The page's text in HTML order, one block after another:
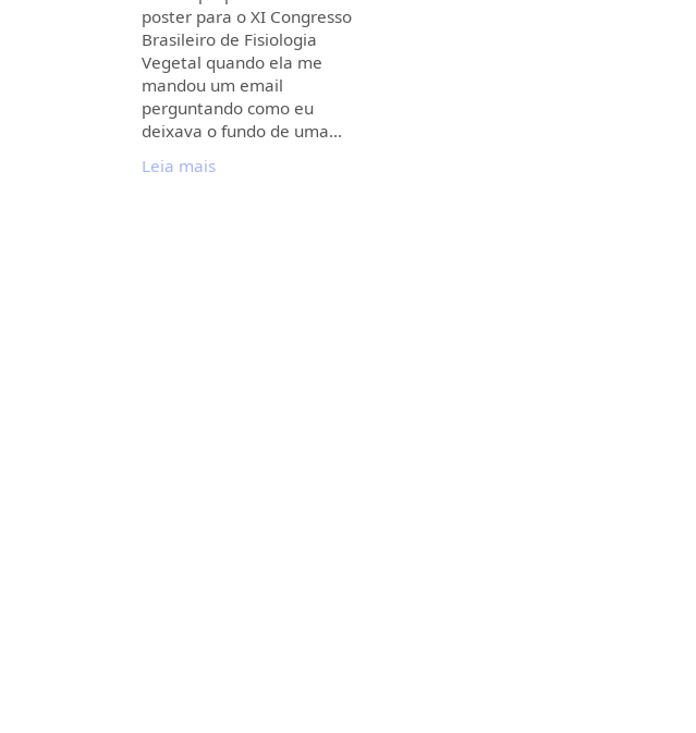
poster para o XI Congresso
Brasileiro de Fisiologia
Vegetal quando ela me
mandou um email
perguntando como eu
deixava o fundo de uma…
Leia mais